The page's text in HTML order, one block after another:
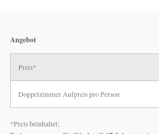
Angebot
Preis*
Doppelzimmer Aufpreis pro Person
*Preis beinhaltet: